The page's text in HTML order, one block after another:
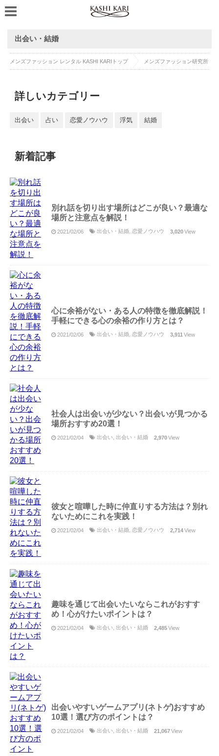
出会い・結婚
メンズファッション レンタル KASHI KARIトップ メンズファッション研究所
詳しいカテゴリー
出会い 占い 恋愛ノウハウ 浮気 結婚
新着記事
別れ話を切り出す場所はどこが良い？最適な
場所と注意点を解説！
2021/02/06 出会い・結婚 恋愛ノウハウ 3,020View
心に余裕がない・ある人の特徴を徹底解説！
手軽にできる心の余裕の作り方とは？
2021/02/06 出会い・結婚 恋愛ノウハウ 3,911 View
社会人は出会いが少ない？出会いが見つかる
場所おすすめ20選！
2021/02/04 出会い 出会い・結婚 2,970View
彼女と喧嘩した時に仲直りする方法は？別れ
ないためにこれを実践！
2021/02/04 出会い・結婚 恋愛ノウハウ 2,714View
趣味を通じて出会いたいならこれがおすす
め！心がけたいポイントは？
2021/02/04 出会い 出会い・結婚 2,485View
出会いやすいゲームアプリ(ネトゲ)おすすめ
10選！選び方のポイントは？
2021/02/04 出会い 出会い・結婚 21,067View